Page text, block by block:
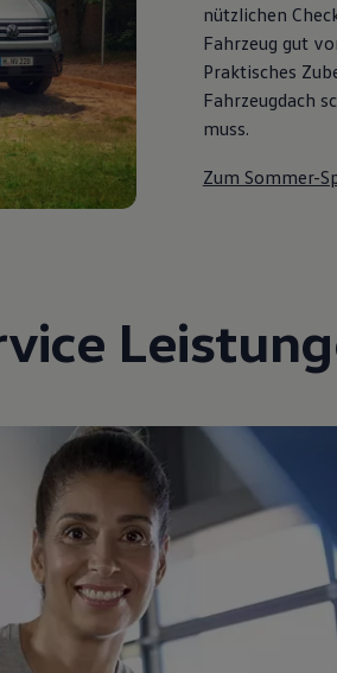
nützlichen
Fahrzeug gut
Praktisches
Fahrzeugdach
muss.
Zum Sommer-